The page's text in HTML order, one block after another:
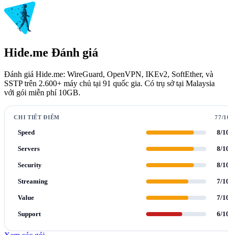
Hide.me Đánh giá
Đánh giá Hide.me: WireGuard, OpenVPN, IKEv2, SoftEther, và
SSTP trên 2.600+ máy chủ tại 91 quốc gia. Có trụ sở tại Malaysia
với gói miễn phí 10GB.
CHI TIẾT ĐIỂM 77/
Speed 8/
Servers 8/
Security 8/
Streaming 7/
Value 7/
Support 6/